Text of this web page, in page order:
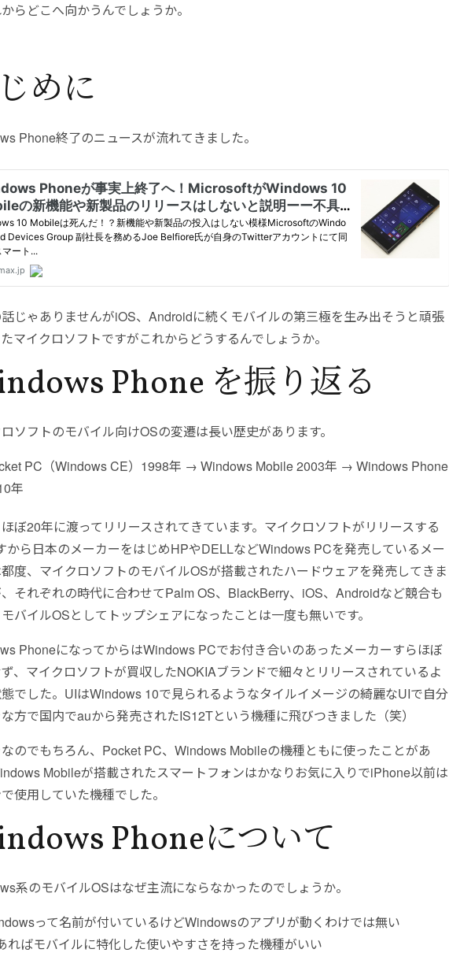
らどこへ向かうんでしょうか。
めに
Phone終了のニュースが流れてきました。
じゃありませんがiOS、Androidに続くモバイルの第三極を生み出そうと頑張
マイクロソフトですがこれからどうするんでしょうか。
Phone を振り返る
ソフトのモバイル向けOSの変遷は長い歴史があります。
PC（Windows CE）1998年 → Windows Mobile 2003年 → Windows Phone
年
ぼ20年に渡ってリリースされてきています。マイクロソフトがリリースする
から日本のメーカーをはじめHPやDELLなどWindows PCを発売しているメー
度、マイクロソフトのモバイルOSが搭載されたハードウェアを発売してきま
、それぞれの時代に合わせてPalm OS、BlackBerry、iOS、Androidなど競合も
バイルOSとしてトップシェアになったことは一度も無いです。
PhoneになってからはWindows PCでお付き合いのあったメーカーすらほぼ
、マイクロソフトが買収したNOKIAブランドで細々とリリースされているよ
態でした。UIはWindows 10で見られるようなタイルイメージの綺麗なUIで自分
方で国内でauから発売されたIS12Tという機種に飛びつきました（笑）
のでもちろん、Pocket PC、Windows Mobileの機種ともに使ったことがあ
Mobileが搭載されたスマートフォンはかなりお気に入りでiPhone以前は
使用していた機種でした。
Phoneについて
系のモバイルOSはなぜ主流にならなかったのでしょうか。
って名前が付いているけどWindowsのアプリが動くわけでは無い
ればモバイルに特化した使いやすさを持った機種がいい